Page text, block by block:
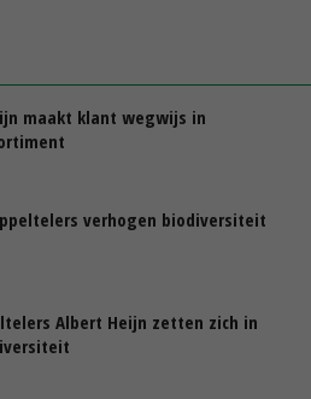
maakt klant wegwijs in
verhogen biodiversiteit
Albert Heijn zetten zich in